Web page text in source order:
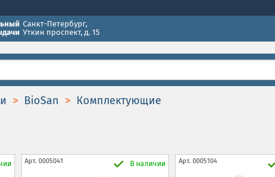
Санкт-Петербург,
Уткин проспект, д. 15
BioSan Комплектующие
Арт. 0005041 В наличии Арт. 0005104